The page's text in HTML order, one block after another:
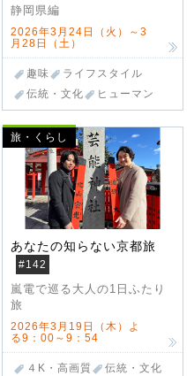
静岡県編
2026年3月24日（火）～3
月28日（土）
趣味
ライフスタイル
伝統・文化
ヒューマン
旅・くらし
あなたの知らない京都旅
#142
嵐電で巡る大人の1日ふたり
旅
2026年3月19日（木）よ
る9：00～9：54
４K・高画質
伝統・文化